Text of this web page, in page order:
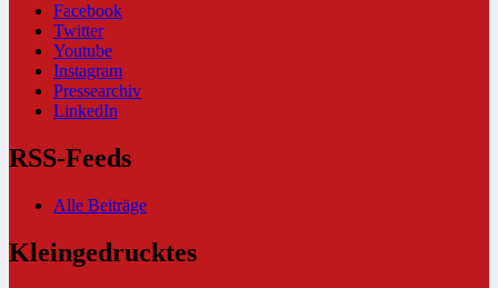
Facebook
Twitter
Youtube
Instagram
Pressearchiv
LinkedIn
RSS-Feeds
Alle Beiträge
Kleingedrucktes